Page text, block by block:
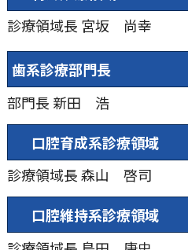
診療領域長 宮坂 尚幸
⻭系診療部⾨⻑
部門長 新田 浩
⼝腔育成系診療領域
診療領域長森⼭ 啓司
⼝腔維持系診療領域